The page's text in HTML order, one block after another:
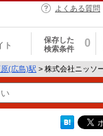
よくある質問
ト
保存した
検索条件
0
(広島)駅 > 株式会社ニッソ